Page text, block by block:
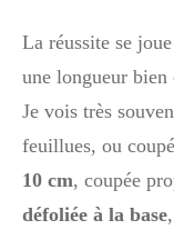
La réussite se
une longueur
Je vois très
feuillues, ou
10 cm, coupée
défoliée à la base